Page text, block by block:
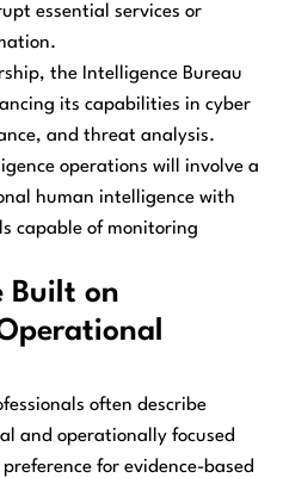
essential services or
the Intelligence Bureau
its capabilities in cyber
and threat analysis.
operations will involve a
human intelligence with
capable of monitoring
Built on
often describe
and operationally focused
for evidence-based